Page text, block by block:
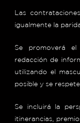
Las
igualmente la
Se promoverá
redacción de
utilizando el
posible y se
Se incluirá la
itinerancias,